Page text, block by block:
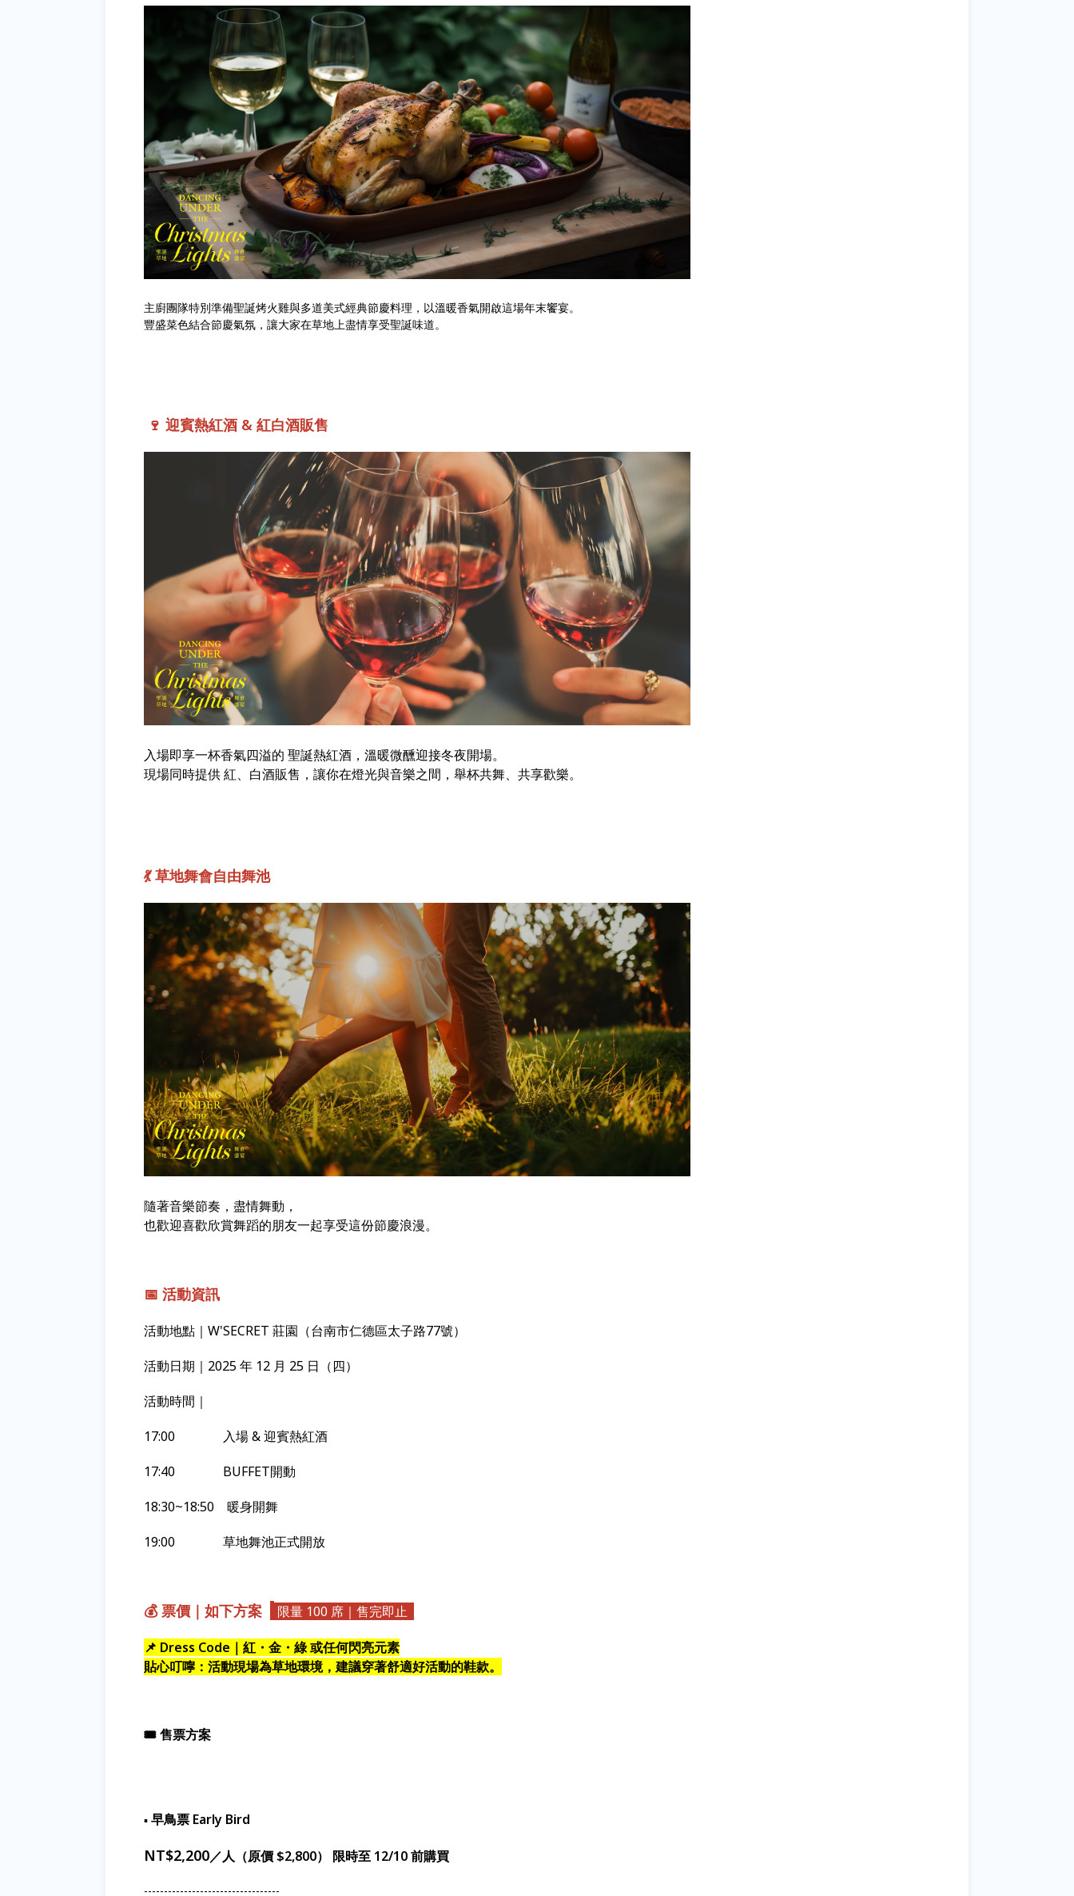
主廚團隊特別準備聖誕烤火雞與多道美式經典節慶料理，以溫暖香氣開啟這場年末饗宴。
豐盛菜色結合節慶氣氛，讓大家在草地上盡情享受聖誕味道。
🍷 迎賓熱紅酒 & 紅白酒販售
入場即享一杯香氣四溢的 聖誕熱紅酒，溫暖微醺迎接冬夜開場。
現場同時提供 紅、白酒販售，讓你在燈光與音樂之間，舉杯共舞、共享歡樂。
💃 草地舞會自由舞池
隨著音樂節奏，盡情舞動，
也歡迎喜歡欣賞舞蹈的朋友一起享受這份節慶浪漫。
📅 活動資訊
活動地點｜W'SECRET 莊園（台南市仁德區太子路77號）
活動日期｜2025 年 12 月 25 日（四）
活動時間｜
17:00 入場 & 迎賓熱紅酒
17:40 BUFFET開動
18:30~18:50 暖身開舞
19:00 草地舞池正式開放
💰 票價｜如下方案 限量 100 席｜售完即止
📌 Dress Code｜紅・金・綠 或任何閃亮元素
貼心叮嚀：活動現場為草地環境，建議穿著舒適好活動的鞋款。
🎟 售票方案
▪︎ 早鳥票 Early Bird
NT$2,200／人（原價 $2,800） 限時至 12/10 前購買
----------------------------------